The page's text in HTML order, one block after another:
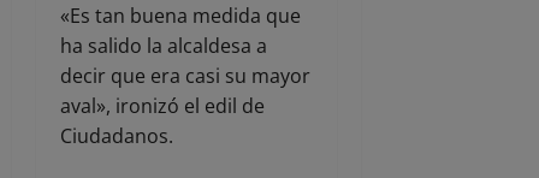
«Es tan buena medida que
ha salido la alcaldesa a
decir que era casi su mayor
aval», ironizó el edil de
Ciudadanos.